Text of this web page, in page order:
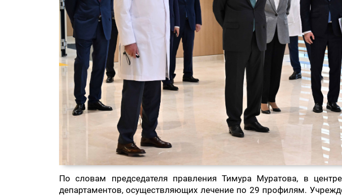
По словам председателя правления Тимура Муратова, в
департаментов, осуществляющих лечение по 29 профилям.